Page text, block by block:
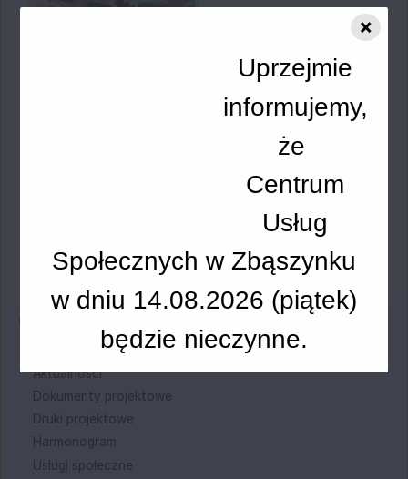
Menu
Informacja dla osób z niepełnosprawnością
Aktualności
Dokumenty projektowe
Druki projektowe
Harmonogram
Usługi społeczne
×
Uprzejmie
informujemy,
że
Centrum
Usług
Społecznych w Zbąszynku
w dniu 14.08.2026 (piątek)
będzie nieczynne.